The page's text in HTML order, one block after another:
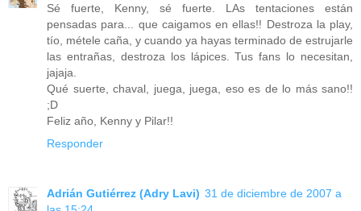
Sé fuerte, Kenny, sé fuerte. LAs tentaciones están
pensadas para... que caigamos en ellas!! Destroza la play,
tío, métele caña, y cuando ya hayas terminado de estrujarle
las entrañas, destroza los lápices. Tus fans lo necesitan,
jajaja.
Qué suerte, chaval, juega, juega, eso es de lo más sano!!
;D
Feliz año, Kenny y Pilar!!
Responder
Adrián Gutiérrez (Adry Lavi) 31 de diciembre de 2007 a